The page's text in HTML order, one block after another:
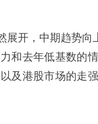
开，中期趋势向
和去年低基数的
及港股市场的走